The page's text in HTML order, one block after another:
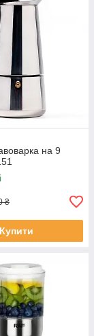
на 9
₴
Купити